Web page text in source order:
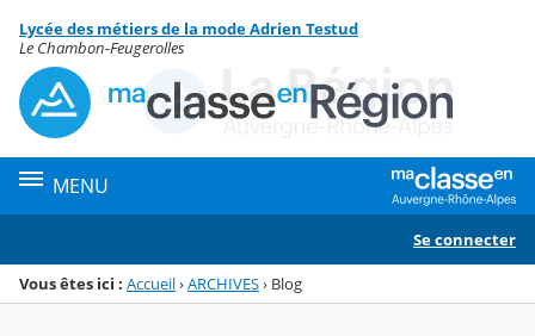
Menu de la rubrique
Contenu
Lycée des métiers de la mode Adrien Testud
Le Chambon-Feugerolles
MENU
Se connecter
Vous êtes ici : Accueil›ARCHIVES› Blog